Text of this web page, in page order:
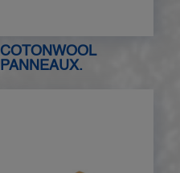
COTONWOOL
PANNEAUX.